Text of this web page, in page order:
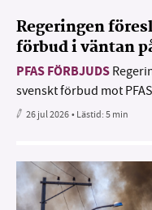
Regeringen
förbud i väntan
PFAS FÖRBJUDS
svenskt förbud mot
26 jul 2026• Lästid:5 min